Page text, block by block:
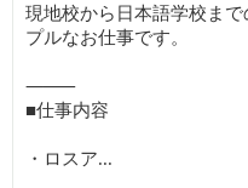
現地校から日本語学校ま
プルなお仕事です。
⸻
■仕事内容
・ロスア...